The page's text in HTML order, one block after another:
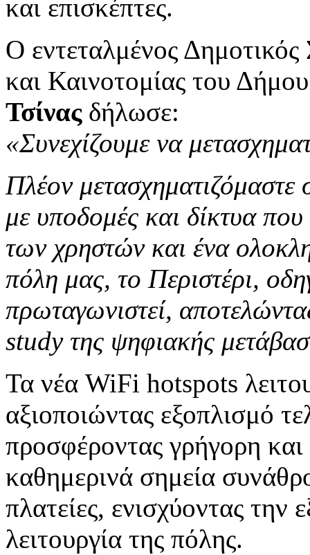
και επισκέπτες.
Ο εντεταλμένος
και Καινοτομίας του
Τσίναςδήλωσε:
«Συνεχίζουμε να
Πλέον μετασχηματιζόμαστε
με υποδομές και δίκτυα που
των χρηστών και ένα
πόλη μας, το Περιστέρι,
πρωταγωνιστεί,
study της ψηφιακής
Τα νέα WiFi hotspots
αξιοποιώντας εξοπλισμό
προσφέροντας γρήγορη
καθημερινά σημεία
πλατείες, ενισχύοντας την
λειτουργία της πόλης.